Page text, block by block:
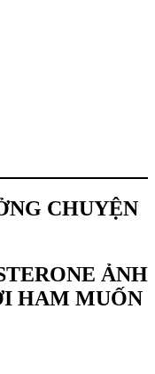
CHUYỆN
ẢNH
HAM MUỐN